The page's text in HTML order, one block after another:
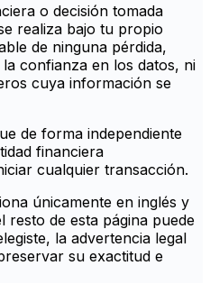
o decisión tomada
realiza bajo tu propio
de ninguna pérdida,
confianza en los datos, ni
cuya información se
de forma independiente
financiera
cualquier transacción.
únicamente en inglés y
resto de esta página puede
la advertencia legal
su exactitud e